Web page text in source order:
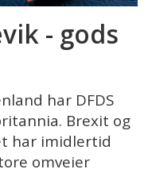
- gods
har DFDS
Brexit og
har imidlertid
omveier